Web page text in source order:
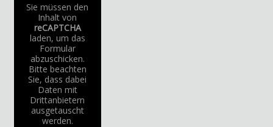
Sie müssen den
Inhalt von
reCAPTCHA
laden, um das
Formular
abzuschicken.
Bitte beachten
Sie, dass dabei
Daten mit
Drittanbietern
ausgetauscht
werden.